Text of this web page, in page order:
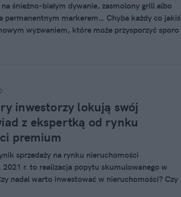
śnieżno-białym dywanie, zasmolony grill albo
permanentnym markerem… Chyba każdy co jakiś
wyzwaniem, które może przysporzyć sporo
inwestorzy lokują swój
z ekspertką od rynku
premium
sprzedaży na rynku nieruchomości
r. to realizacja popytu skumulowanego w
nadal warto inwestować w nieruchomości? Czy